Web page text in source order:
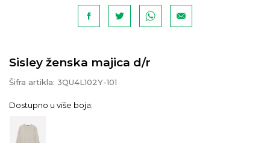
Sisley ženska majica d/r
Šifra artikla: 3QU4L102Y-101
Dostupno u više boja: